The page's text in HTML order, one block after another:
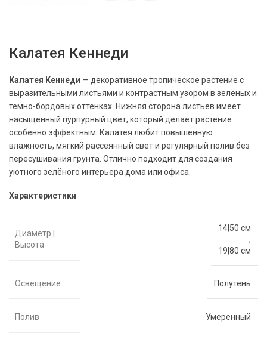
Калатея Кеннеди
Калатея Кеннеди — декоративное тропическое растение с
выразительными листьями и контрастным узором в зелёных и
тёмно-бордовых оттенках. Нижняя сторона листьев имеет
насыщенный пурпурный цвет, который делает растение
особенно эффектным. Калатея любит повышенную
влажность, мягкий рассеянный свет и регулярный полив без
пересушивания грунта. Отлично подходит для создания
уютного зелёного интерьера дома или офиса.
Характеристики
Диаметр |
Высота
14|50 см
,
19|80 см
Освещение Полутень
Полив Умеренный